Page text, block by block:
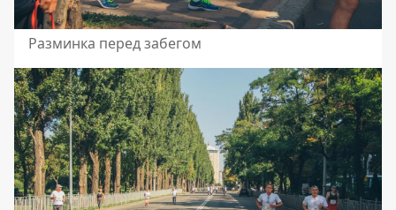
Разминка перед забегом